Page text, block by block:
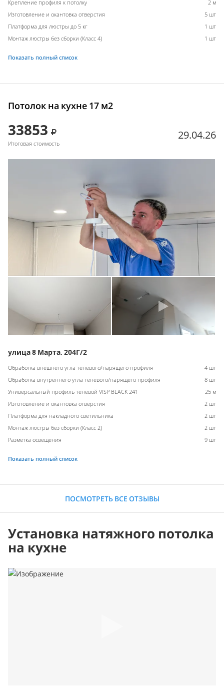
Крепление профиля к потолку
2 м
Изготовление и окантовка отверстия
5 шт
Платформа для люстры до 5 кг
1 шт
Монтаж люстры без сборки (Класс 4)
1 шт
Показать полный список
Потолок на кухне 17 м2
33853
Итоговая стоимость
29.04.26
улица 8 Марта, 204Г/2
Обработка внешнего угла теневого/парящего профиля
4 шт
Обработка внутреннего угла теневого/парящего профиля
8 шт
Универсальный профиль теневой VISP BLACK 241
25 м
Изготовление и окантовка отверстия
2 шт
Платформа для накладного светильника
2 шт
Монтаж люстры без сборки (Класс 2)
2 шт
Разметка освещения
9 шт
Показать полный список
ПОСМОТРЕТЬ ВСЕ ОТЗЫВЫ
Установка натяжного потолка
на кухне